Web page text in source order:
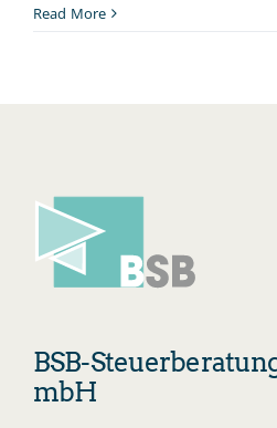
Read More
BSB-
mbH